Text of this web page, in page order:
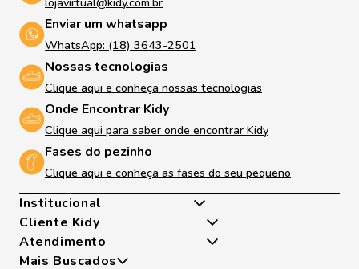
Enviar um whatsapp
WhatsApp: (18) 3643-2501
Nossas tecnologias
Clique aqui e conheça nossas tecnologias
Onde Encontrar Kidy
Clique aqui para saber onde encontrar Kidy
Fases do pezinho
Clique aqui e conheça as fases do seu pequeno
Institucional
Quem somos
Nossas Tecnologias
Cliente Kidy
Minha Conta
Atendimento
Mais Buscados